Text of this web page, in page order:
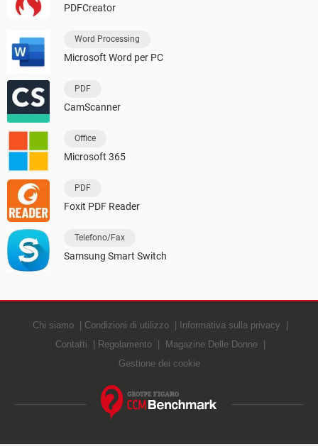
PDFCreator
Word Processing
Microsoft Word per PC
PDF
CamScanner
Office
Microsoft 365
PDF
Foxit PDF Reader
Telefono/Fax
Samsung Smart Switch
Chi siamo Condizioni di utilizzo
Informativa sulla privacy
Contatti
Regolamento
Magazine Delle Donne
Gestione dei cookie